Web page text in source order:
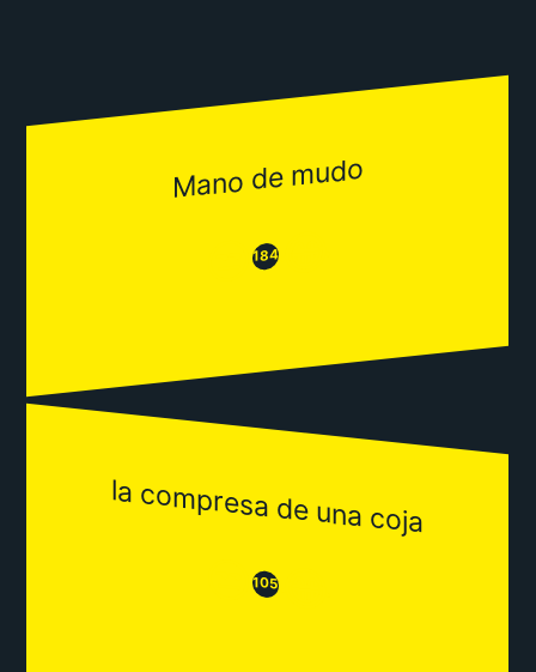
Mano de mudo
😒184😂
la compresa de una coja
😒105😂